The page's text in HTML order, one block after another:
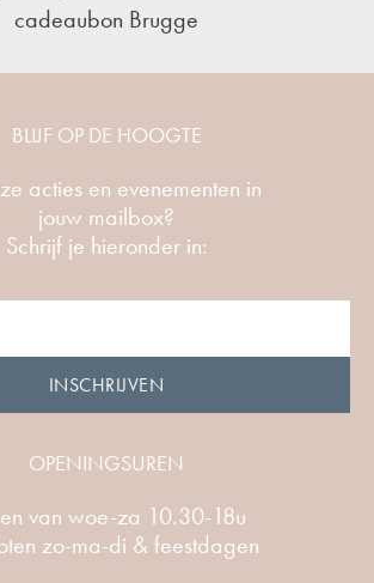
cadeaubon Brugge
BLIJF OP DE HOOGTE
acties en evenementen in
jouw mailbox?
Schrijf je hieronder in:
INSCHRIJVEN
OPENINGSUREN
van woe-za 10.30-18u
zo-ma-di & feestdagen